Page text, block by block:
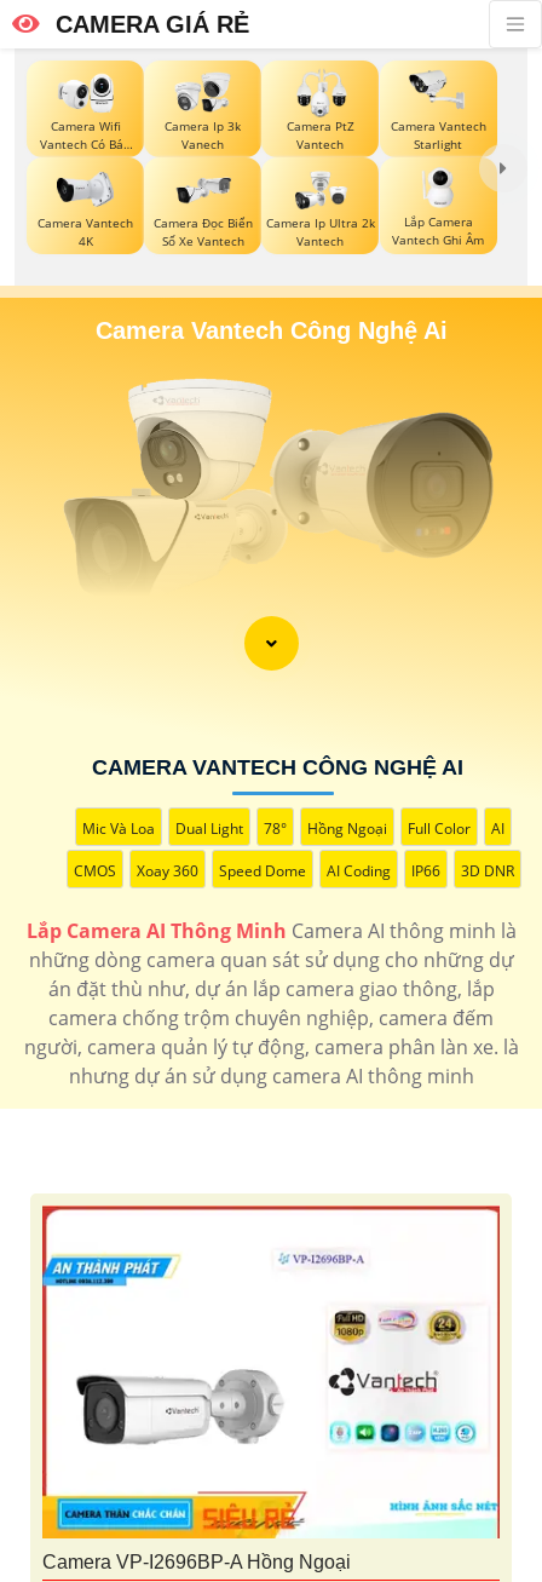
CAMERA GIÁ RẺ
Camera Wifi
Vantech Có Báo
Động
Camera Ip 3k
Vanech
Camera PtZ
Vantech
Camera Vantech
Starlight
Camera Vantech
4K
Camera Đọc Biển
Số Xe Vantech
Camera Ip Ultra 2k
Vantech
Lắp Camera
Vantech Ghi Âm
Camera Vantech Công Nghệ Ai
'
CAMERA VANTECH CÔNG NGHỆ AI
Mic Và Loa Dual Light 78° Hồng Ngoại Full Color AI
CMOS Xoay 360 Speed Dome AI Coding IP66 3D DNR
Lắp Camera AI Thông Minh Camera AI thông minh là
những dòng camera quan sát sử dụng cho những dự
án đặt thù như, dự án lắp camera giao thông, lắp
camera chống trộm chuyên nghiệp, camera đếm
người, camera quản lý tự động, camera phân làn xe. là
nhưng dự án sử dụng camera AI thông minh
Camera VP-I2696BP-A Hồng Ngoại